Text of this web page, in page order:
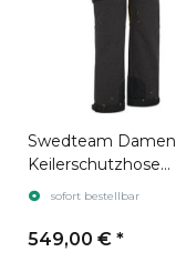
Swedteam Damen
Keilerschutzhose
Protection XTRM
sofort bestellbar
549,00 € *